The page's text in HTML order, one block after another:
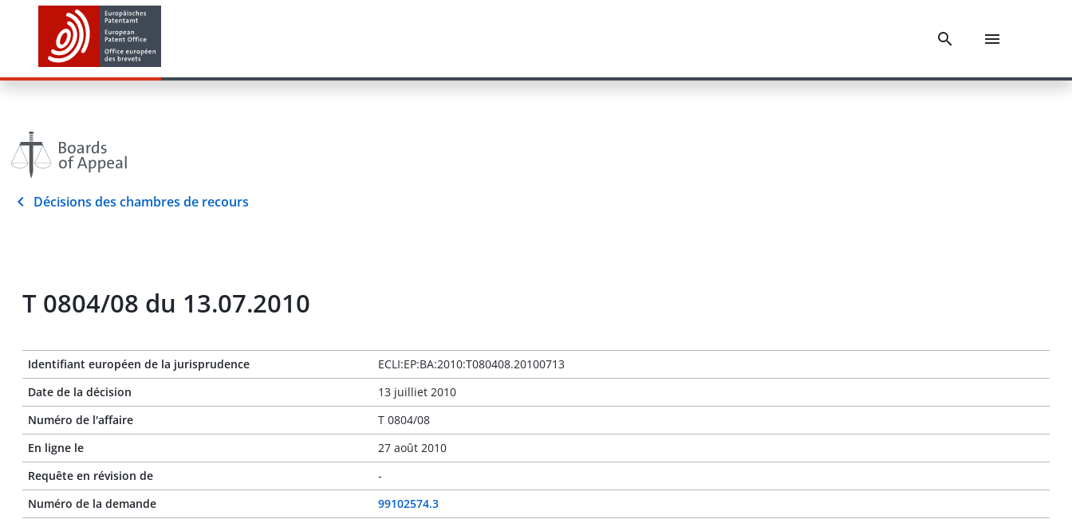
Décisions des chambres de recours
T 0804/08 du 13.07.2010
Identifiant européen de la jurisprudence
ECLI:EP:BA:2010:T080408.20100713
Date de la décision
13 juilliet 2010
Numéro de l'affaire
T 0804/08
En ligne le
27 août 2010
Requête en révision de
-
Numéro de la demande
99102574.3